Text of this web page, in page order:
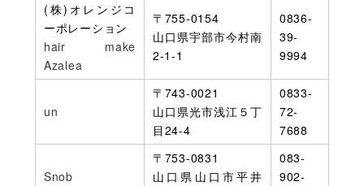
(株)オレンジコ
ーポレーション
hair make
Azalea
〒755-0154
山口県宇部市今村南
2-1-1
0836-
39-
9994
un
〒743-0021
山口県光市浅江５丁
目24-4
0833-
72-
7688
Snob
〒753-0831
山口県山口市平井
083-
902-